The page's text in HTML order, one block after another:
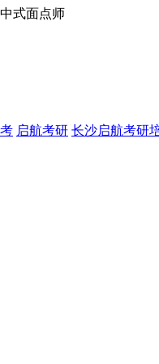
式面点师
启航考研 长沙启航考研